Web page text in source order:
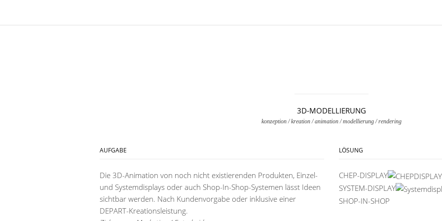
3D-MODELLIERUNG
konzeption / kreation / animation / modellierung / rendering
AUFGABE
Die 3D-Animation von noch nicht existierenden Produkten, Einzel-
und Systemdisplays oder auch Shop-In-Shop-Systemen lässt Ideen
sichtbar werden. Nach Kundenvorgabe oder inklusive einer
DEPART-Kreationsleistung.
LÖSUNG
CHEP-DISPLAY
SYSTEM-DISPLAY
SHOP-IN-SHOP